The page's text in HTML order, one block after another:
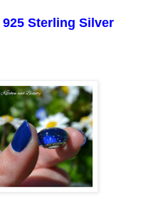
Sterling Silver